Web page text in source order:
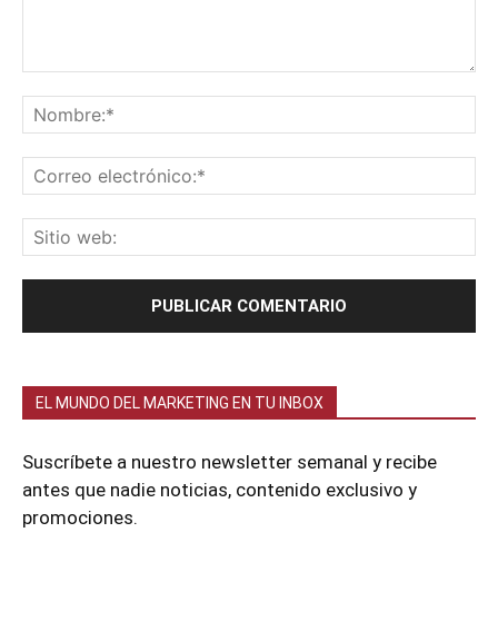
EL MUNDO DEL MARKETING EN TU INBOX
Suscríbete a nuestro newsletter semanal y recibe
antes que nadie noticias, contenido exclusivo y
promociones.